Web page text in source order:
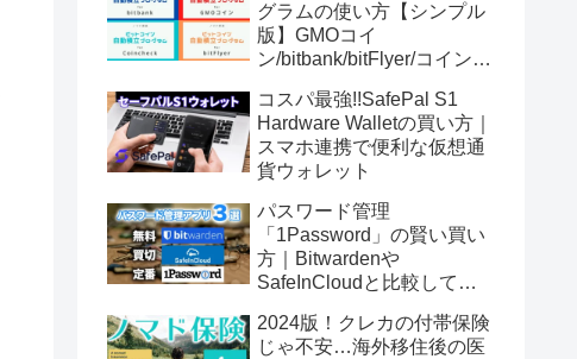
グラムの使い方【シンプル
版】GMOコイ
ン/bitbank/bitFlyer/コインチ
コスパ最強!!SafePal S1
Hardware Walletの買い方｜
スマホ連携で便利な仮想通
貨ウォレット
パスワード管理
「1Password」の賢い買い
方｜Bitwardenや
SafeInCloudと比較してみ
2024版！クレカの付帯保険
じゃ不安…海外移住後の医